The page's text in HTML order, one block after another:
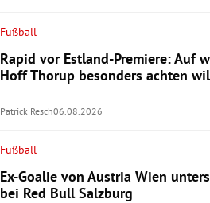
Fußball
Rapid vor Estland-Premiere: Auf
Hoff Thorup besonders achten
Patrick Resch06.08.2026
Fußball
Ex-Goalie von Austria Wien
bei Red Bull Salzburg